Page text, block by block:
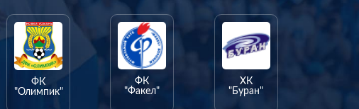
ФК
"Олимпик"
ФК
"Факел"
ХК
"Буран"